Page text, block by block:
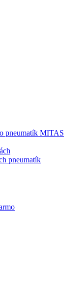
pneumatík MITAS
pneumatík